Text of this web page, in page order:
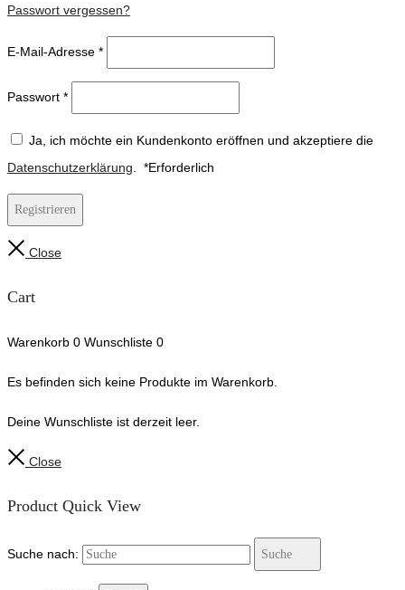
Passwort vergessen?
E-Mail-Adresse *
Passwort *
Ja, ich möchte ein Kundenkonto eröffnen und akzeptiere die
Datenschutzerklärung. *Erforderlich
Registrieren
Close
Cart
Warenkorb 0 Wunschliste 0
Es befinden sich keine Produkte im Warenkorb.
Deine Wunschliste ist derzeit leer.
Close
Product Quick View
Suche nach: Suche